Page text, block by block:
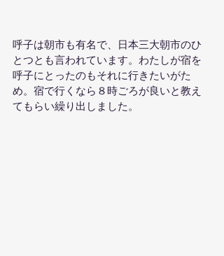
呼子は朝市も有名で、日本三大朝市のひ
とつとも言われています。わたしが宿を
呼子にとったのもそれに行きたいがた
め。宿で行くなら８時ごろが良いと教え
てもらい繰り出しました。